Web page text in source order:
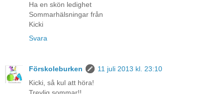
Ha en skön ledighet
Sommarhälsningar från
Kicki
Svara
Förskoleburken
11 juli 2013 kl. 23:10
Kicki, så kul att höra!